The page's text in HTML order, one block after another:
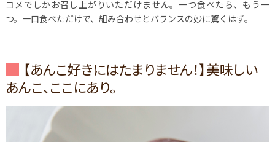
コメでしかお召し上がりいただけません。一つ食べたら、もう一
つ。一口食べただけで、組み合わせとバランスの妙に驚くはず。
【あんこ好きにはたまりません！】美味しい
あんこ、ここにあり。